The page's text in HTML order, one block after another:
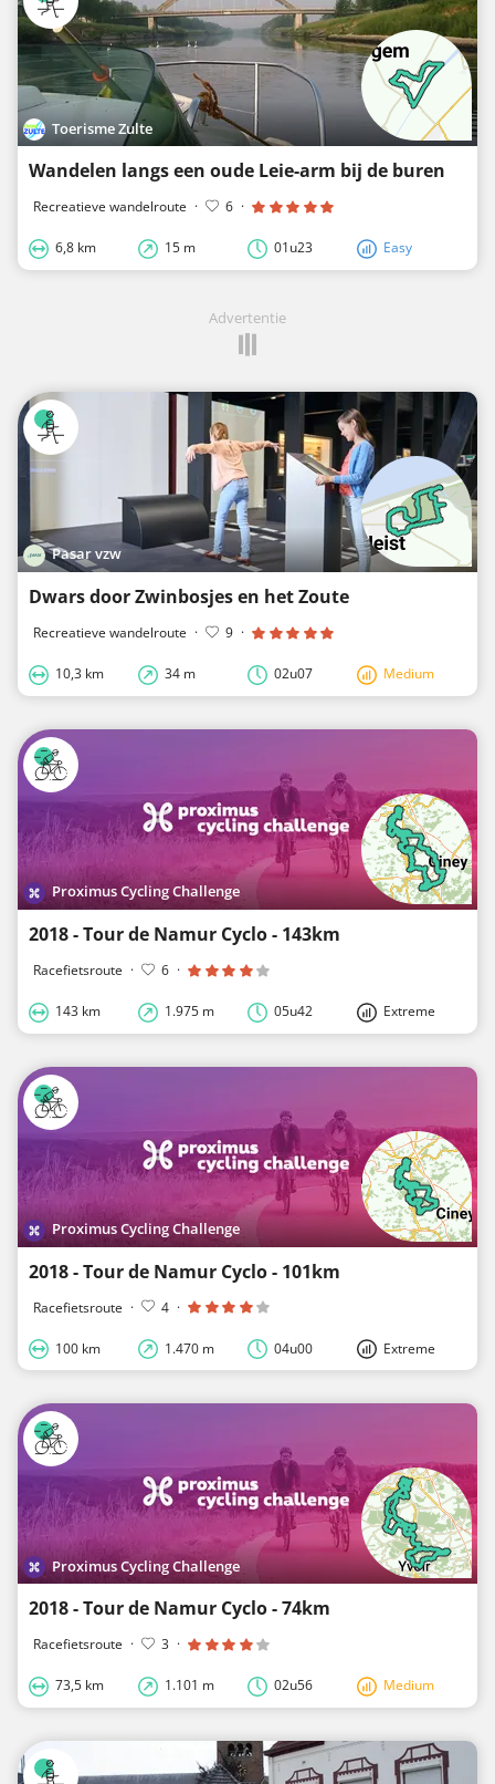
Toerisme Zulte
Wandelen langs een oude Leie-arm bij de buren
Recreatieve wandelroute · 6 ·
6,8 km 15 m 01u23 Easy
Advertentie
Pasar vzw
Dwars door Zwinbosjes en het Zoute
Recreatieve wandelroute · 9 ·
10,3 km 34 m 02u07 Medium
Proximus Cycling Challenge
2018 - Tour de Namur Cyclo - 143km
Racefietsroute · 6 ·
143 km 1.975 m 05u42 Extreme
Proximus Cycling Challenge
2018 - Tour de Namur Cyclo - 101km
Racefietsroute · 4 ·
100 km 1.470 m 04u00 Extreme
Proximus Cycling Challenge
2018 - Tour de Namur Cyclo - 74km
Racefietsroute · 3 ·
73,5 km 1.101 m 02u56 Medium